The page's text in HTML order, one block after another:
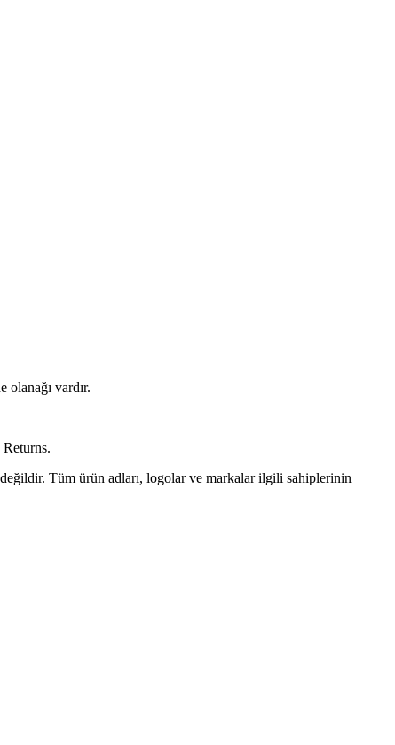
vardır.
Tüm ürün adları, logolar ve markalar ilgili sahiplerinin